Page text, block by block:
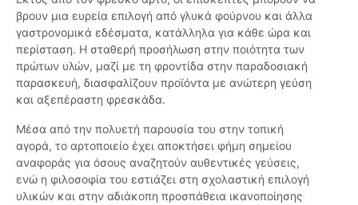
βρουν μια ευρεία επιλογή από γλυκά φούρνου και άλλα
γαστρονομικά εδέσματα, κατάλληλα για κάθε ώρα και
περίσταση. Η σταθερή προσήλωση στην ποιότητα των
πρώτων υλών, μαζί με τη φροντίδα στην παραδοσιακή
παρασκευή, διασφαλίζουν προϊόντα με ανώτερη γεύση
και αξεπέραστη φρεσκάδα.
Μέσα από την πολυετή παρουσία του στην τοπική
αγορά, το αρτοποιείο έχει αποκτήσει φήμη σημείου
αναφοράς για όσους αναζητούν αυθεντικές γεύσεις,
ενώ η φιλοσοφία του εστιάζει στη σχολαστική επιλογή
υλικών και στην αδιάκοπη προσπάθεια ικανοποίησης